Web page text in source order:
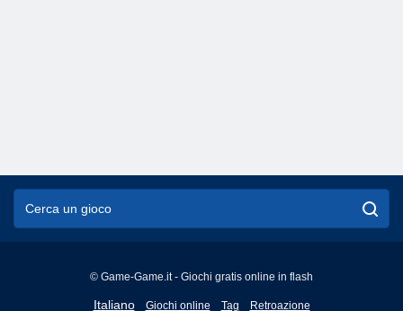
© Game-Game.it - Giochi gratis online in flash
Italiano
English
Giochi online Tag Retroazione